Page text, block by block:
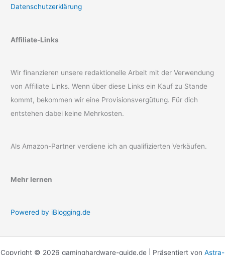
Datenschutzerklärung
Affiliate-Links
Wir finanzieren unsere redaktionelle Arbeit mit der Verwendung
von Affiliate Links. Wenn über diese Links ein Kauf zu Stande
kommt, bekommen wir eine Provisionsvergütung. Für dich
entstehen dabei keine Mehrkosten.
Als Amazon-Partner verdiene ich an qualifizierten Verkäufen.
Mehr lernen
Powered by iBlogging.de
Copyright © 2026 gaminghardware-guide.de | Präsentiert von Astra-